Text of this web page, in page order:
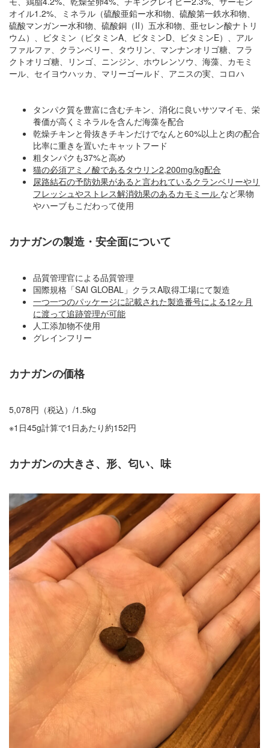
オイル1.2%、ミネラル（硫酸亜鉛ー水和物、硫酸第一鉄水和物、
硫酸マンガンー水和物、硫酸銅（II）五水和物、亜セレン酸ナトリ
ウム）、ビタミン（ビタミンA、ビタミンD、ビタミンE）、アル
ファルファ、クランベリー、タウリン、マンナンオリゴ糖、フラ
クトオリゴ糖、リンゴ、ニンジン、ホウレンソウ、海藻、カモミ
ール、セイヨウハッカ、マリーゴールド、アニスの実、コロハ
タンパク質を豊富に含むチキン、消化に良いサツマイモ、栄
養価が高くミネラルを含んだ海藻を配合
乾燥チキンと骨抜きチキンだけでなんと60%以上と肉の配合
比率に重きを置いたキャットフード
粗タンパクも37%と高め
猫の必須アミノ酸であるタウリン2,200mg/kg配合
尿路結石の予防効果があると言われているクランベリーやリ
フレッシュやストレス解消効果のあるカモミール など果物
やハーブもこだわって使用
カナガンの製造・安全面について
品質管理官による品質管理
国際規格「SAI GLOBAL」クラスA取得工場にて製造
一つ一つのパッケージに記載された製造番号による12ヶ月
に渡って追跡管理が可能
人工添加物不使用
グレインフリー
カナガンの価格
5,078円（税込）/1.5kg
※1日45g計算で1日あたり約152円
カナガンの大きさ、形、匂い、味